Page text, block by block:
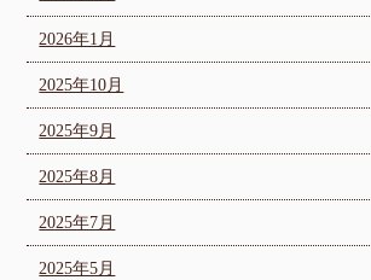
2026年1月
2025年10月
2025年9月
2025年8月
2025年7月
2025年5月